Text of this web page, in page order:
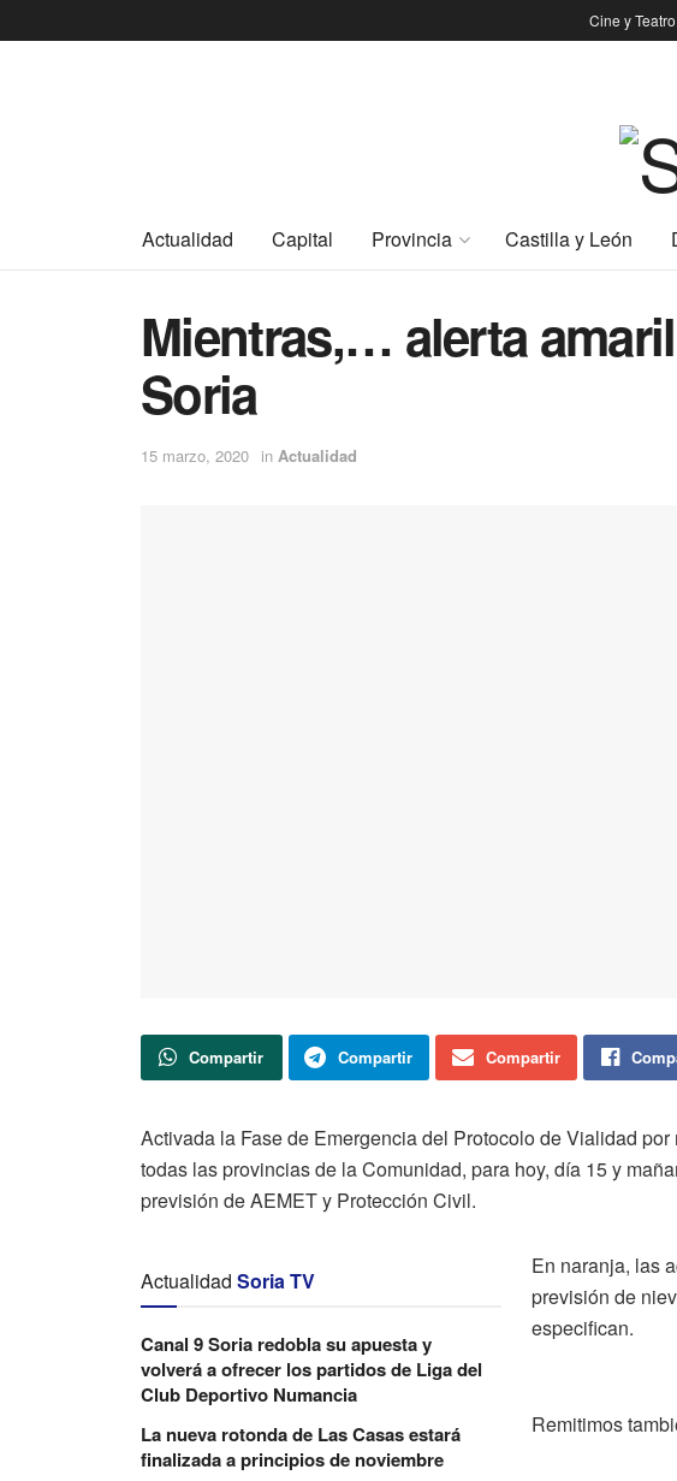
Cine y Teatro
Actualidad Capital Provincia Castilla y León
Mientras,… alerta
Soria
15 marzo, 2020 in Actualidad
Compartir Compartir Compartir
Activada la Fase de Emergencia del Protocolo de Vialidad
todas las provincias de la Comunidad, para hoy, día 15 y
previsión de AEMET y Protección Civil.
Actualidad Soria TV
Canal 9 Soria redobla su apuesta y
volverá a ofrecer los partidos de Liga del
Club Deportivo Numancia
La nueva rotonda de Las Casas estará
finalizada a principios de noviembre
En naranja, las
previsión de
especifican.
Remitimos